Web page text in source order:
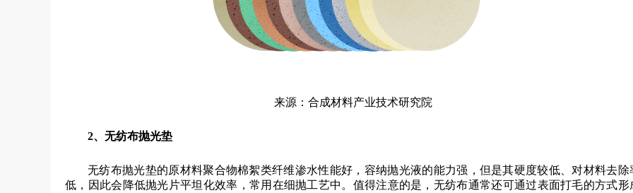
来源：合成材料产业技术研究院
2、 无纺布抛光垫
无纺布抛光垫的原材料聚合物棉絮类纤维渗水性能好，容纳抛光液的能力强，但是其硬度较低、对材料去除
低，因此会降低抛光片平坦化效率，常用在细抛工艺中。值得注意的是，无纺布通常还可通过表面打毛的方式形